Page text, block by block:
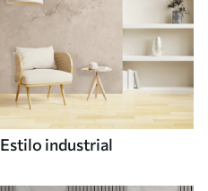
Estilo industrial